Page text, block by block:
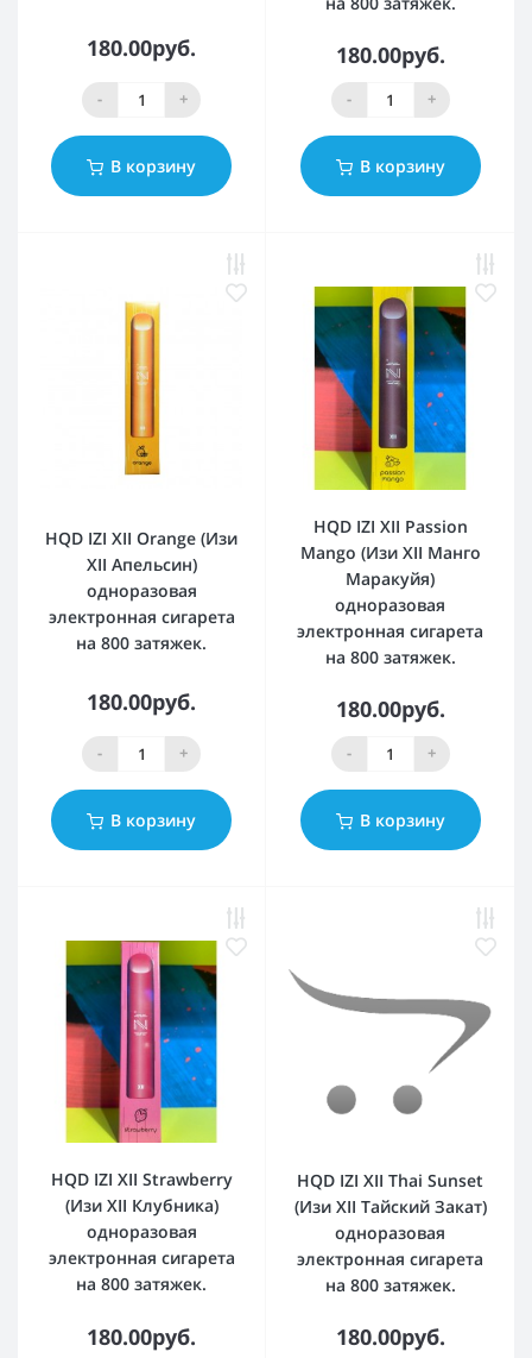
180.00руб.
- +
В корзину
180.00руб.
- +
В корзину
HQD IZI XII Orange (Изи
XII Апельсин)
одноразовая
электронная сигарета
на 800 затяжек.
180.00руб.
- +
В корзину
HQD IZI XII Passion
Mango (Изи XII Манго
Маракуйя)
одноразовая
электронная сигарета
на 800 затяжек.
180.00руб.
- +
В корзину
HQD IZI XII Strawberry
(Изи XII Клубника)
одноразовая
электронная сигарета
на 800 затяжек.
180.00руб.
HQD IZI XII Thai Sunset
(Изи XII Тайский Закат)
одноразовая
электронная сигарета
на 800 затяжек.
180.00руб.